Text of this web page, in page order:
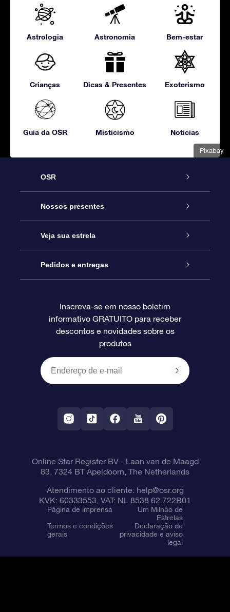
Pixabay
Astrologia Astronomia Bem-estar
Crianças Dicas & Presentes Exoterismo
Guia da OSR Misticismo Notícias
OSR
Serviço
Entre em contato conosco
Blog
Avaliações
Nossos presentes
Presente estrelar on-line
Pacote de presente da OSR
O cartão de presente da OSR
Presentes corporativos
Veja sua estrela
Star Register
Página estelar personalizada
Um Milhão de Estrelas
OSR Starsaver
Aplicativo RV Fly me to the stars
Pedidos e entregas
Informações de pagamento
Informações de envio
Política de devolução
Constelações
Inscreva-se em nosso boletim
informativo GRATUITO para receber
descontos e novidades sobre os
produtos
Online Star Register BV- Laan van de Maagd
83, 7324 BT Apeldoorn, The Netherlands
Atendimento ao cliente: help@osr.org
KVK: 60333553, VAT: NL 8538.62.722B01
Página de imprensa
Um Milhão de
Estrelas
Termos e condições
gerais
Declaração de
privacidade e aviso
legal